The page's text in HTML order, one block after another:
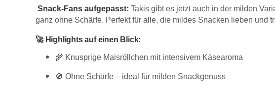
Snack-Fans aufgepasst: Takis gibt es jetzt auch in der milden
ganz ohne Schärfe. Perfekt für alle, die mildes Snacken lieben
🚀 Highlights auf einen Blick:
🌾 Knusprige Maisröllchen mit intensivem Käsearoma
🚫 Ohne Schärfe – ideal für milden Snackgenuss